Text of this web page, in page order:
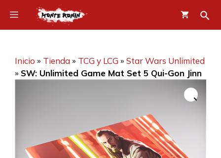
contenido
Menú
Inicio » Tienda» TCG y LCG » Star Wars Unlimited
» SW: Unlimited Game Mat Set 5 Qui-Gon Jinn